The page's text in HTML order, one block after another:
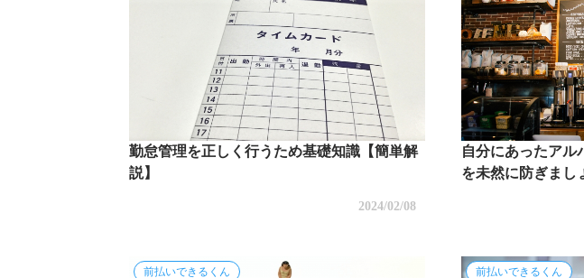
勤怠管理を正しく行うため基礎知識【簡単解
説】
2024/02/08
自分にあったアル
を未然に防ぎまし
前払いできるくん 前払いできるくん